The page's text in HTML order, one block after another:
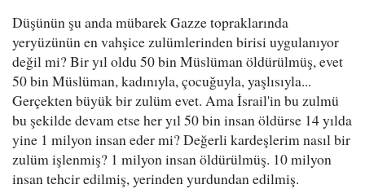
Düşünün şu anda mübarek Gazze topraklarında
yeryüzünün en vahşice zulümlerinden birisi uygulanıyor
değil mi? Bir yıl oldu 50 bin Müslüman öldürülmüş, evet
50 bin Müslüman, kadınıyla, çocuğuyla, yaşlısıyla...
Gerçekten büyük bir zulüm evet. Ama İsrail'in bu zulmü
bu şekilde devam etse her yıl 50 bin insan öldürse 14 yılda
yine 1 milyon insan eder mi? Değerli kardeşlerim nasıl bir
zulüm işlenmiş? 1 milyon insan öldürülmüş. 10 milyon
insan tehcir edilmiş, yerinden yurdundan edilmiş.